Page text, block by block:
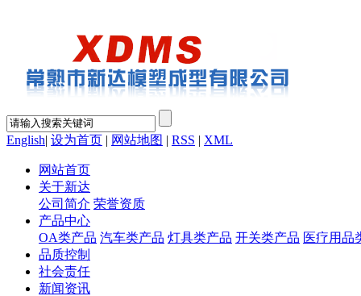
English| 设为首页 | 网站地图 | RSS | XML
网站首页
关于新达
公司简介 荣誉资质
产品中心
OA类产品 汽车类产品 灯具类产品 开关类产品 医疗用品
品质控制
社会责任
新闻资讯